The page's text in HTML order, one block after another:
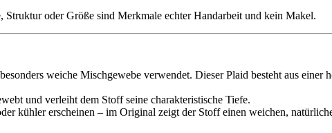
oder Größe sind Merkmale echter Handarbeit und kein Makel.
weiche Mischgewebe verwendet. Dieser Plaid besteht aus einer
und verleiht dem Stoff seine charakteristische Tiefe.
kühler erscheinen – im Original zeigt der Stoff einen weichen,